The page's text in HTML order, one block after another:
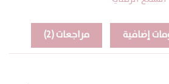
إضافية مراجعات (2)